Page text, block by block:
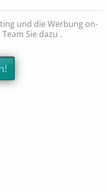
und die Werbung on-
Sie dazu .